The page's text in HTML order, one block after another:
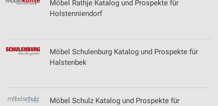
Möbel Rathje Katalog und Prospekte für
Holstenniendorf
Möbel Schulenburg Katalog und Prospekte für
Halstenbek
Möbel Schulz Katalog und Prospekte für
Geräte anhand von aktiv angeforderten
Notwendig